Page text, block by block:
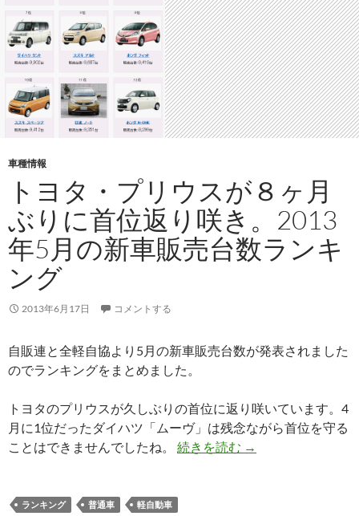
車種情報
トヨタ・プリウスが８ヶ月
ぶりに首位返り咲き。2013
年5月の新車販売台数ランキ
ング
2013年6月17日 コメントする
自販連と全軽自協より5月の新車販売台数が発表されました
のでランキングをまとめました。
トヨタのプリウスが久しぶりの首位に返り咲いています。4
月に1位だったダイハツ「ムーヴ」は残念ながら首位を守る
ことはできませんでしたね。 続きを読む →
ランキング 普通車 軽自動車